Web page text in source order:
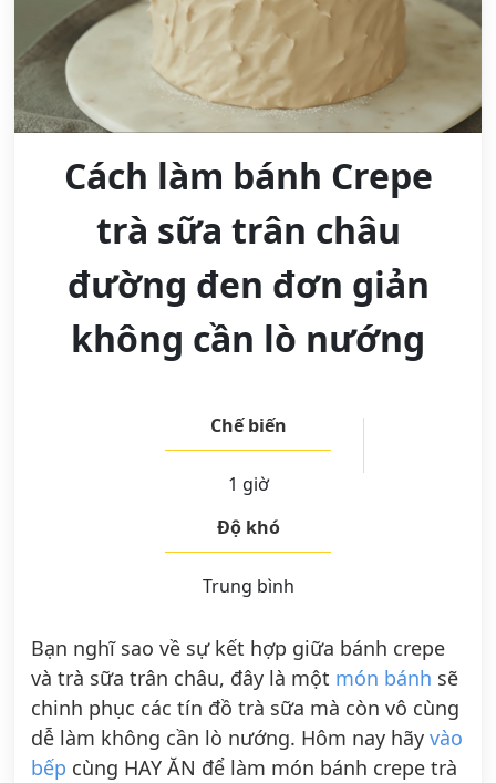
Cách làm bánh Crepe
trà sữa trân châu
đường đen đơn giản
không cần lò nướng
Chế biến
1 giờ
Độ khó
Trung bình
Bạn nghĩ sao về sự kết hợp giữa bánh crepe
và trà sữa trân châu, đây là một món bánh sẽ
chinh phục các tín đồ trà sữa mà còn vô cùng
dễ làm không cần lò nướng. Hôm nay hãy vào
bếp cùng HAY ĂN để làm món bánh crepe trà